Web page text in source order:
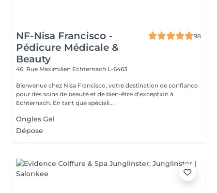
NF-Nisa Francisco -
Pédicure Médicale &
Beauty
98
46, Rue Maximilien Echternach L-6463
Bienvenue chez Nisa Francisco, votre destination de confiance
pour des soins de beauté et de bien-être d'exception à
Echternach. En tant que spéciali...
Ongles Gel
Dépose